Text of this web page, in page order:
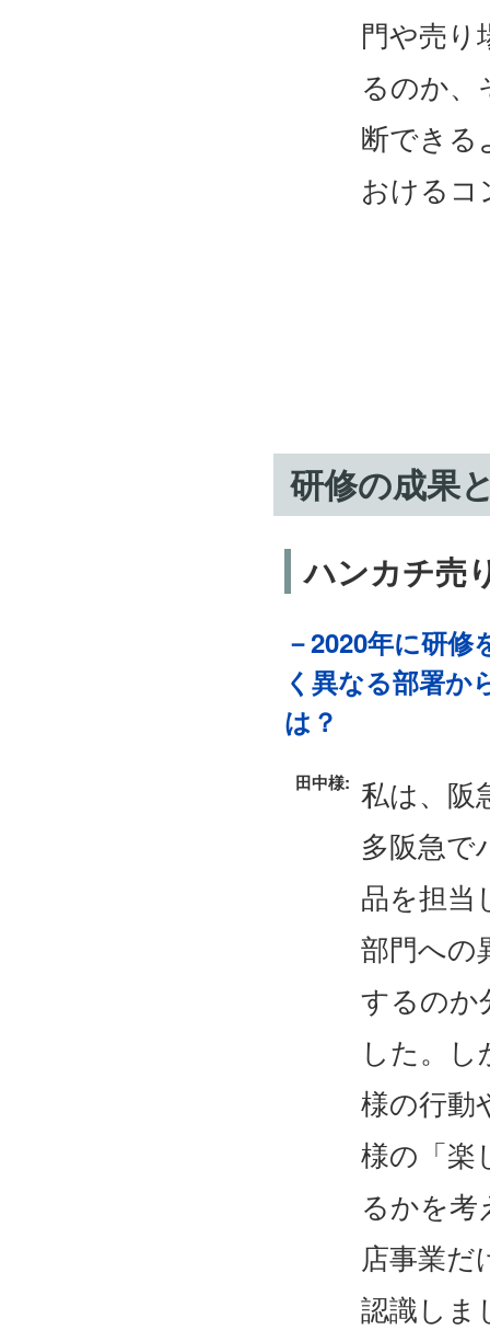
門や売り
るのか
断できる
おける
研修の成果
ハンカチ売
－2020年に研
く異なる部署か
は？
田中様: 私は、阪
多阪急で
品を担当
部門への
するのか
した。
様の行動
様の「楽
るかを
店事業
認識しま